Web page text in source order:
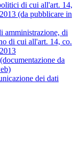
di cui all'art. 14,
(da pubblicare in
amministrazione, di
di cui all'art. 14, co.
da
dei dati